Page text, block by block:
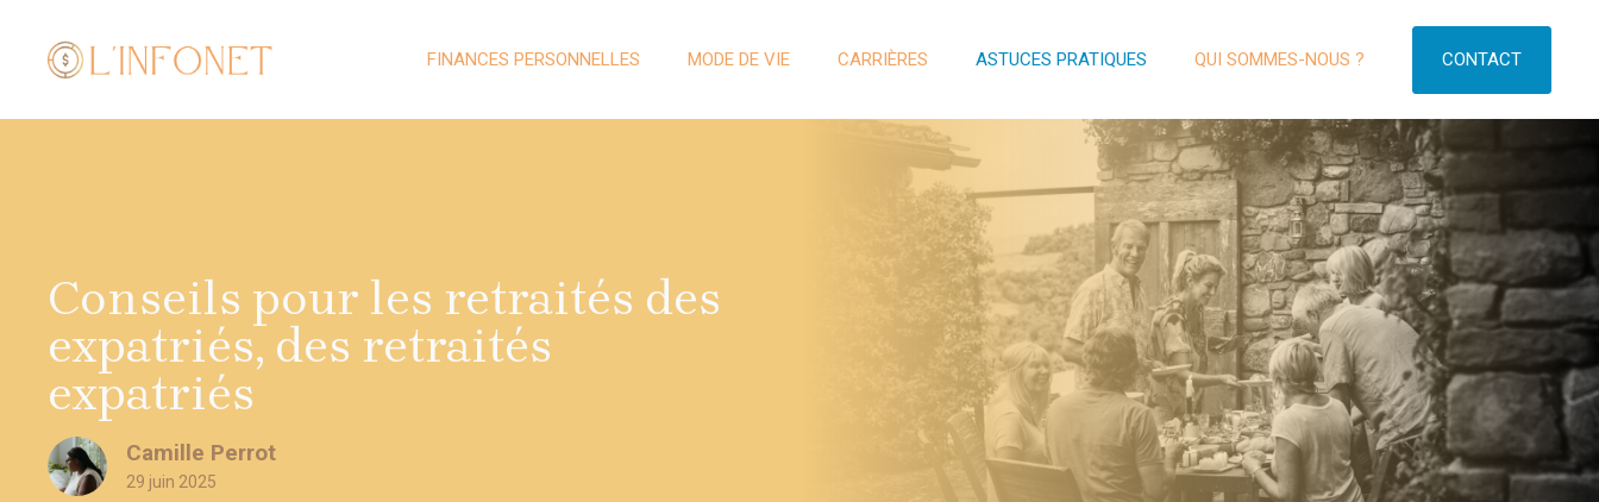
contenu
FINANCES PERSONNELLES MODE DE VIE CARRIÈRES ASTUCES PRATIQUES QUI SOMMES-NOUS ? CONTACT
Conseils pour les retraités des
expatriés, des retraités
expatriés
Camille Perrot
29 juin 2025